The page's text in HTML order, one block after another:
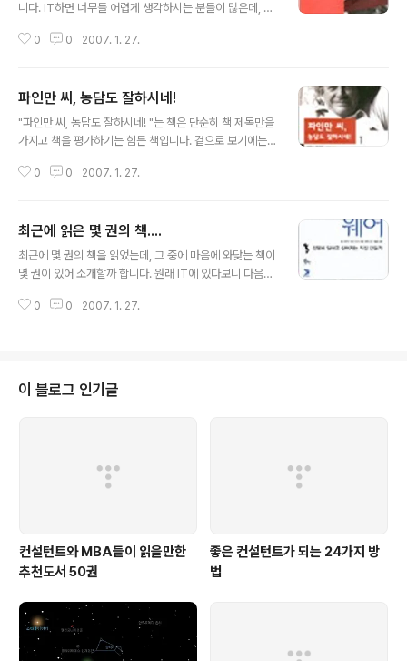
니다. IT하면 너무들 어렵게 생각하시는 분들이 많은데, 제
른 IT 책과 다르게 딱딱하지 않은 책들이 있으니 시간이 되
OS에 대해서 이해할 수 있고, 리눅스를 이용해서 새로운
비지니스를 만든 레드햇에 관한 이야기입니다. 비지니스
케이스로도 좋은 이야기가 될 것 같습니다. 2. 임백준의 소
트웨어 상식에 대해 알고싶은 분들에게도 좋은 책일 것 같
0 0 2007. 1. 27.
파인만 씨, 농담도 잘하시네!
"파인만 씨, 농담도 잘하시네! "는 책은 단순히 책 제목만을
가지고 책을 평가하기는 힘든 책입니다. 겉으로 보기에는
이유 중 하나는 저자가 노벨 물리학상을 수상한 사람이기
책이라 생각됩니다. 책 내용은 자신의 이야기를 담당하게
적어놓은 이야기인데, 본인이 직접 글을 썼기때문이기도
하겠지만 인생을 늘 행복하게 살았던 사람의 이야기를 읽
책입니다. 항상 최고를 추구하면서 항상 웃음과 재미를 추
0 0 2007. 1. 27.
최근에 읽은 몇 권의 책....
최근에 몇 권의 책을 읽었는데, 그 중에 마음에 와닺는 책이
몇 권이 있어 소개할까 합니다. 원래 IT에 있다보니 다음에
로 계신 분들은 아무래도 현상적인 것보다는 프로젝트 관
신문사(매경출판주식회사)) 생산성에 관련된 이야기로 이
루어져 있으며, 굳이 IT업계가 아니더라도 많이 생각해볼
혹시나 인사쪽에 근무하는..
0 0 2007. 1. 27.
이 블로그 인기글
컨설턴트와 MBA들이 읽을만한
추천도서 50권
좋은 컨설턴트가 되는 24가지 방
법